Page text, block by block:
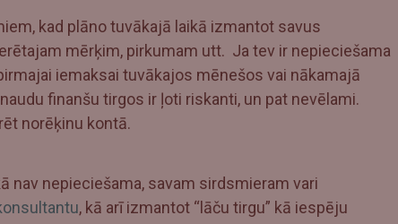
kad plāno tuvākajā laikā izmantot savus
mērķim, pirkumam utt. Ja tev ir nepieciešama
iemaksai tuvākajos mēnešos vai nākamajā
finanšu tirgos ir ļoti riskanti, un pat nevēlami.
norēķinu kontā.
nav nepieciešama, savam sirdsmieram vari
, kā arī izmantot “lāču tirgu” kā iespēju